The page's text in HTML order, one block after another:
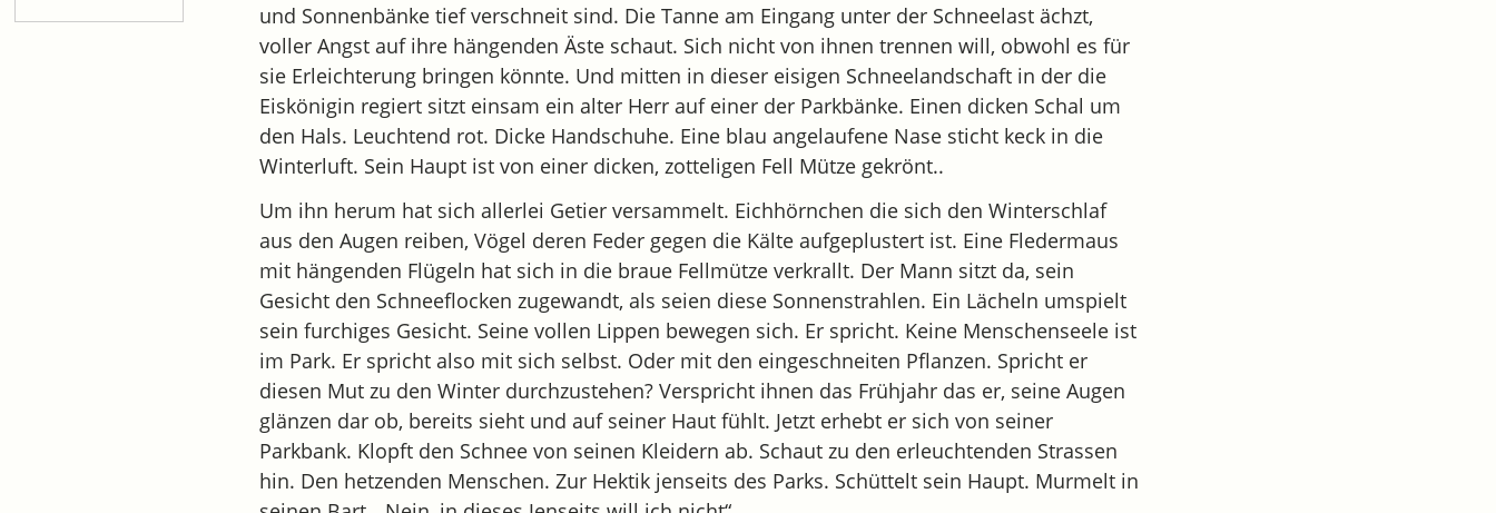
und Sonnenbänke tief verschneit sind. Die Tanne am Eingang unter der Schneelast ächzt,
voller Angst auf ihre hängenden Äste schaut. Sich nicht von ihnen trennen will, obwohl es für
sie Erleichterung bringen könnte. Und mitten in dieser eisigen Schneelandschaft in der die
Eiskönigin regiert sitzt einsam ein alter Herr auf einer der Parkbänke. Einen dicken Schal um
den Hals. Leuchtend rot. Dicke Handschuhe. Eine blau angelaufene Nase sticht keck in die
Winterluft. Sein Haupt ist von einer dicken, zotteligen Fell Mütze gekrönt..
Um ihn herum hat sich allerlei Getier versammelt. Eichhörnchen die sich den Winterschlaf
aus den Augen reiben, Vögel deren Feder gegen die Kälte aufgeplustert ist. Eine Fledermaus
mit hängenden Flügeln hat sich in die braue Fellmütze verkrallt. Der Mann sitzt da, sein
Gesicht den Schneeflocken zugewandt, als seien diese Sonnenstrahlen. Ein Lächeln umspielt
sein furchiges Gesicht. Seine vollen Lippen bewegen sich. Er spricht. Keine Menschenseele ist
im Park. Er spricht also mit sich selbst. Oder mit den eingeschneiten Pflanzen. Spricht er
diesen Mut zu den Winter durchzustehen? Verspricht ihnen das Frühjahr das er, seine Augen
glänzen dar ob, bereits sieht und auf seiner Haut fühlt. Jetzt erhebt er sich von seiner
Parkbank. Klopft den Schnee von seinen Kleidern ab. Schaut zu den erleuchtenden Strassen
hin. Den hetzenden Menschen. Zur Hektik jenseits des Parks. Schüttelt sein Haupt. Murmelt in